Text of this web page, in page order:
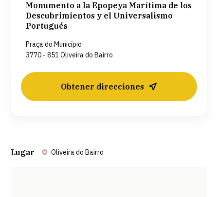
Monumento a la Epopeya Marítima de los
Descubrimientos y el Universalismo
Portugués
Praça do Município
3770 - 851 Oliveira do Bairro
Obtener direcciones
Lugar Oliveira do Bairro